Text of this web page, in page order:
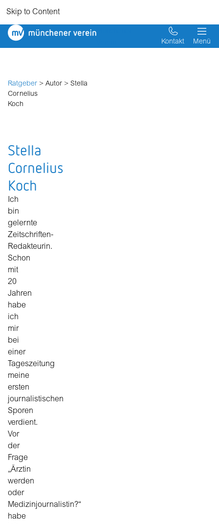
Skip to Content
Münchener
Kontakt Menü
Ratgeber > Autor > Stella
Cornelius
Koch
Stella
Cornelius
Koch
Ich
bin
gelernte
Zeitschriften-
Redakteurin.
Schon
mit
20
Jahren
habe
ich
mir
bei
einer
Tageszeitung
meine
ersten
journalistischen
Sporen
verdient.
Vor
der
Frage
„Ärztin
werden
oder
Medizinjournalistin?“
habe